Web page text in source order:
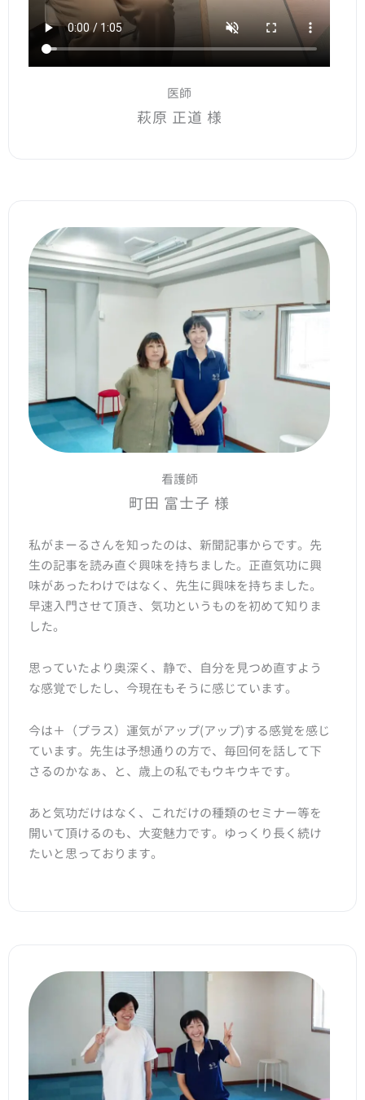
医師
萩原 正道 様
看護師
町田 富士子 様
私がまーるさんを知ったのは、新聞記事からです。先
生の記事を読み直ぐ興味を持ちました。正直気功に興
味があったわけではなく、先生に興味を持ちました。
早速入門させて頂き、気功というものを初めて知りま
した。
思っていたより奥深く、静で、自分を見つめ直すよう
な感覚でしたし、今現在もそうに感じています。
今は＋（プラス）運気がアップ(アップ)する感覚を感じ
ています。先生は予想通りの方で、毎回何を話して下
さるのかなぁ、と、歳上の私でもウキウキです。
あと気功だけはなく、これだけの種類のセミナー等を
開いて頂けるのも、大変魅力です。ゆっくり長く続け
たいと思っております。